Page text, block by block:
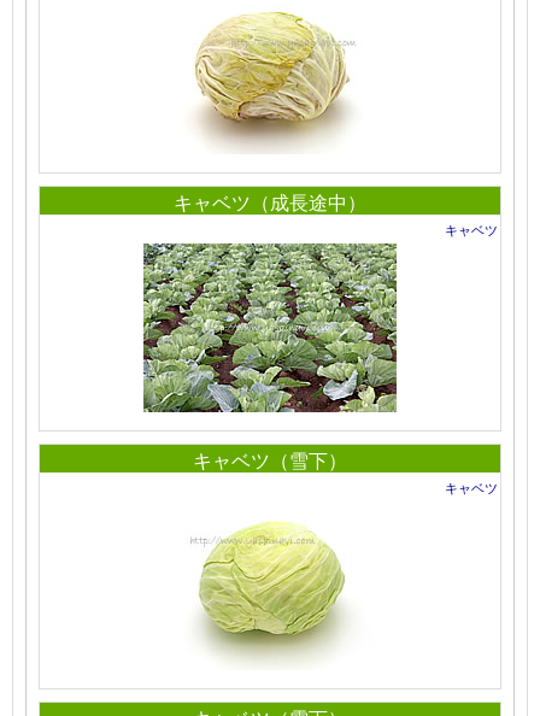
キャベツ（成長途中）
キャベツ
キャベツ（雪下）
キャベツ